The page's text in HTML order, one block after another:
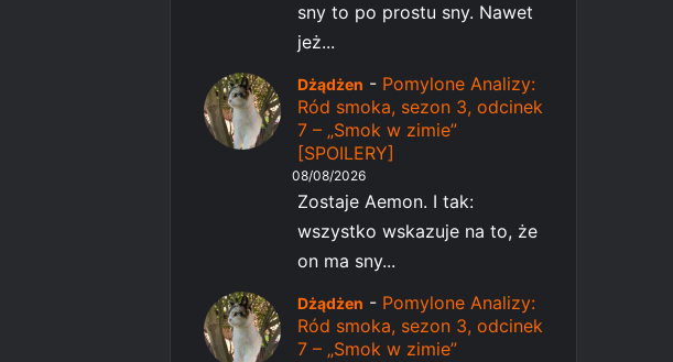
sny to po prostu sny. Nawet
jeż...
Dżądżen - Pomylone Analizy:
Ród smoka, sezon 3, odcinek
7 – „Smok w zimie”
[SPOILERY]
08/08/2026
Zostaje Aemon. I tak:
wszystko wskazuje na to, że
on ma sny...
Dżądżen - Pomylone Analizy:
Ród smoka, sezon 3, odcinek
7 – „Smok w zimie”